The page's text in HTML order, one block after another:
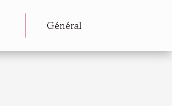
Général